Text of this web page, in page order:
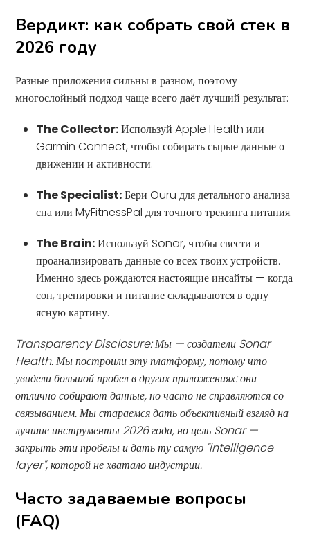
Вердикт: как собрать свой стек в
2026 году
Разные приложения сильны в разном, поэтому
многослойный подход чаще всего даёт лучший результат:
The Collector:Используй Apple Health или
Garmin Connect, чтобы собирать сырые данные о
движении и активности.
The Specialist:Бери Ouru для детального анализа
сна или MyFitnessPal для точного трекинга питания.
The Brain:Используй Sonar, чтобы свести и
проанализировать данные со всех твоих устройств.
Именно здесь рождаются настоящие инсайты — когда
сон, тренировки и питание складываются в одну
ясную картину.
Transparency Disclosure: Мы — создатели Sonar
Health. Мы построили эту платформу, потому что
увидели большой пробел в других приложениях: они
отлично собирают данные, но часто не справляются со
связыванием. Мы стараемся дать объективный взгляд на
лучшие инструменты 2026 года, но цель Sonar —
закрыть эти пробелы и дать ту самую "intelligence
layer", которой не хватало индустрии.
Часто задаваемые вопросы
(FAQ)